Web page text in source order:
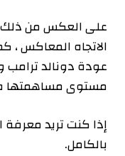
على العكس من ذلك
الاتجاه المعاكس
عودة دونالد ترامب
مستوى مساهمتها
إذا كنت تريد معرفة
بالكامل.